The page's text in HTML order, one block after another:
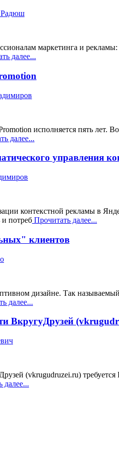
Радюш
маркетинга и
далее...
исполняется пять
далее...
управления
контекстной рекламы в
потреб Прочитать далее...
клиентов
дизайне. Так
далее...
ВкругуДрузей
(vkrugudruzei.ru)
далее...